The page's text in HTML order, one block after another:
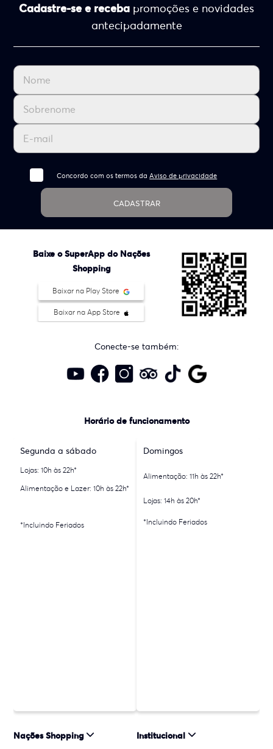
Cadastre-se e receba promoções e novidades
antecipadamente
Concordo com os termos daAviso de privacidade
CADASTRAR
Baixe o SuperApp do Nações
Shopping
Baixar na Play Store
Baixar na App Store
Conecte-se também:
Horário de funcionamento
Segunda a sábado
Lojas: 10h às 22h*
Alimentação e Lazer: 10h às 22h*
*Incluindo Feriados
Domingos
Alimentação: 11h às 22h*
Lojas: 14h às 20h*
*Incluindo Feriados
Nações Shopping Institucional